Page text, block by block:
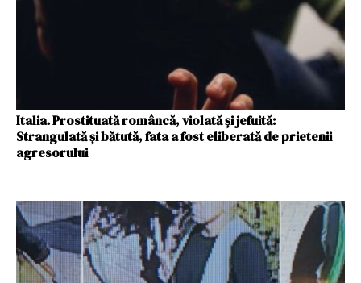
Italia. Prostituată româncă, violată și jefuită:
Strangulată și bătută, fata a fost eliberată de prietenii
agresorului